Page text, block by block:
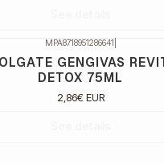
MPA8718951286641
GENGIVAS
DETOX 75ML
2,86€ EUR